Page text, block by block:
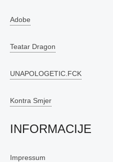
Adobe
Teatar Dragon
UNAPOLOGETIC.FCK
Kontra Smjer
INFORMACIJE
Impressum